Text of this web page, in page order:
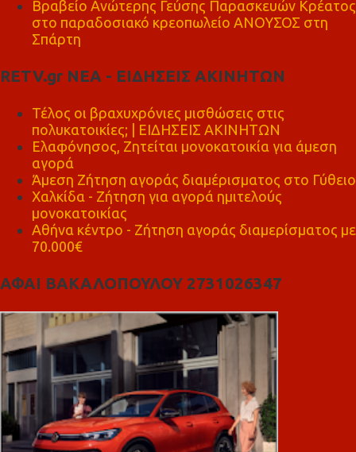
Βραβείο Ανώτερης Γεύσης Παρασκευών Κρέατος
στο παραδοσιακό κρεοπωλείο ΑΝΟΥΣΟΣ στη
Σπάρτη
RETV.gr ΝΕΑ - ΕΙΔΗΣΕΙΣ ΑΚΙΝΗΤΩΝ
Τέλος οι βραχυχρόνιες μισθώσεις στις
πολυκατοικίες; | ΕΙΔΗΣΕΙΣ ΑΚΙΝΗΤΩΝ
Ελαφόνησος, Ζητείται μονοκατοικία για άμεση
αγορά
Άμεση Ζήτηση αγοράς διαμέρισματος στο Γύθειο
Χαλκίδα - Ζήτηση για αγορά ημιτελούς
μονοκατοικίας
Αθήνα κέντρο - Ζήτηση αγοράς διαμερίσματος με
70.000€
ΑΦΑΙ ΒΑΚΑΛΟΠΟΥΛΟΥ 2731026347